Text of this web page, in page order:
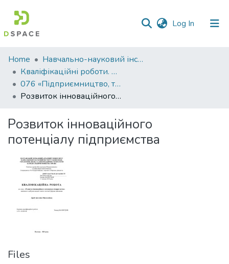
Log In (current)
Communities
&
Collections
Statistics
Home
Навчально-науковий інститут економіки, управління, права та інформаційних технологій
Кваліфікаційні роботи. ННІ економіки, управління, права та ІТ
076 «Підприємництво, торгівля та біржова діяльність» - Магістри 2023-2024
Розвиток інноваційного потенціалу підприємства
Розвиток інноваційного
потенціалу підприємства
Files